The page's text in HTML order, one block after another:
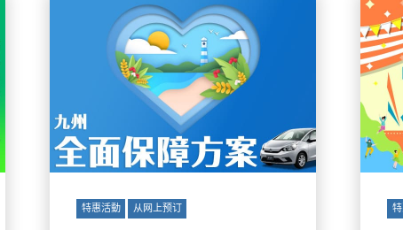
特惠活動 从网上预订